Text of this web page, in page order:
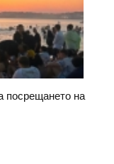
посрещането на